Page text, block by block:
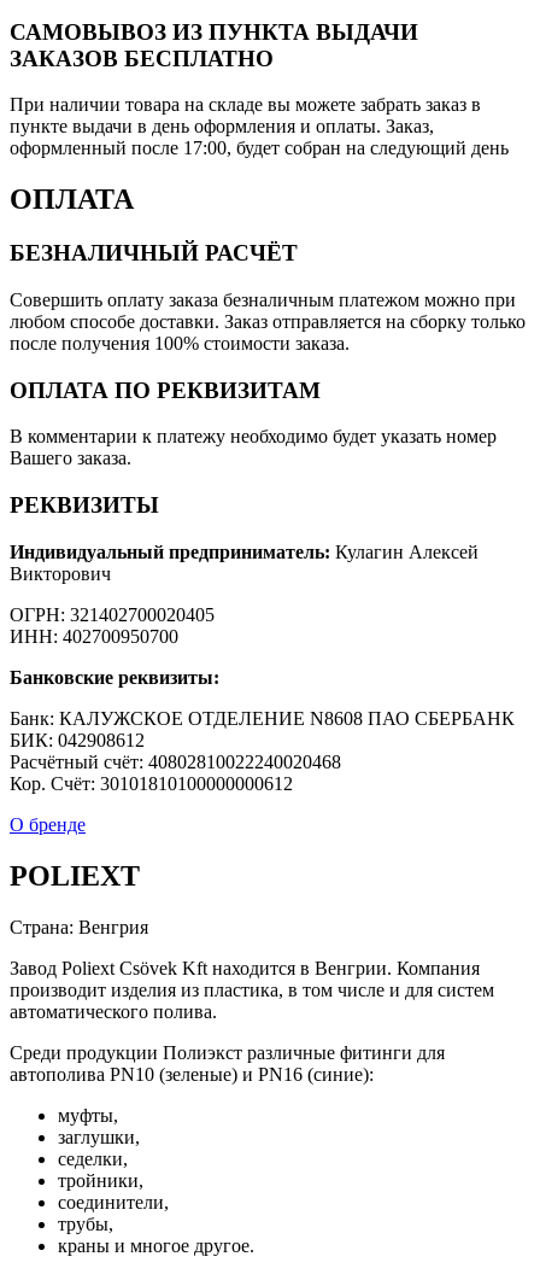
САМОВЫВОЗ ИЗ ПУНКТА ВЫДАЧИ
ЗАКАЗОВ БЕСПЛАТНО
При наличии товара на складе вы можете забрать заказ в
пункте выдачи в день оформления и оплаты. Заказ,
оформленный после 17:00, будет собран на следующий день
ОПЛАТА
БЕЗНАЛИЧНЫЙ РАСЧЁТ
Совершить оплату заказа безналичным платежом можно при
любом способе доставки. Заказ отправляется на сборку только
после получения 100% стоимости заказа.
ОПЛАТА ПО РЕКВИЗИТАМ
В комментарии к платежу необходимо будет указать номер
Вашего заказа.
РЕКВИЗИТЫ
Индивидуальный предприниматель: Кулагин Алексей
Викторович
ОГРН: 321402700020405
ИНН: 402700950700
Банковские реквизиты:
Банк: КАЛУЖСКОЕ ОТДЕЛЕНИЕ N8608 ПАО СБЕРБАНК
БИК: 042908612
Расчётный счёт: 40802810022240020468
Кор. Cчёт: 30101810100000000612
О бренде
POLIEXT
Страна: Венгрия
Завод Poliext Csövek Kft находится в Венгрии. Компания
производит изделия из пластика, в том числе и для систем
автоматического полива.
Среди продукции Полиэкст различные фитинги для
автополива PN10 (зеленые) и PN16 (синие):
муфты,
заглушки,
седелки,
тройники,
соединители,
трубы,
краны и многое другое.